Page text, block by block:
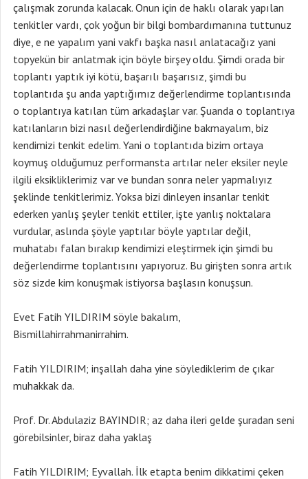
çalışmak zorunda kalacak. Onun için de haklı olarak yapılan
tenkitler vardı, çok yoğun bir bilgi bombardımanına tuttunuz
diye, e ne yapalım yani vakfı başka nasıl anlatacağız yani
topyekün bir anlatmak için böyle birşey oldu. Şimdi orada bir
toplantı yaptık iyi kötü, başarılı başarısız, şimdi bu
toplantıda şu anda yaptığımız değerlendirme toplantısında
o toplantıya katılan tüm arkadaşlar var. Şuanda o toplantıya
katılanların bizi nasıl değerlendirdiğine bakmayalım, biz
kendimizi tenkit edelim. Yani o toplantıda bizim ortaya
koymuş olduğumuz performansta artılar neler eksiler neyle
ilgili eksikliklerimiz var ve bundan sonra neler yapmalıyız
şeklinde tenkitlerimiz. Yoksa bizi dinleyen insanlar tenkit
ederken yanlış şeyler tenkit ettiler, işte yanlış noktalara
vurdular, aslında şöyle yaptılar böyle yaptılar değil,
muhatabı falan bırakıp kendimizi eleştirmek için şimdi bu
değerlendirme toplantısını yapıyoruz. Bu girişten sonra artık
söz sizde kim konuşmak istiyorsa başlasın konuşsun.
Evet Fatih YILDIRIM söyle bakalım,
Bismillahirrahmanirrahim.
Fatih YILDIRIM; inşallah daha yine söylediklerim de çıkar
muhakkak da.
Prof. Dr. Abdulaziz BAYINDIR; az daha ileri gelde şuradan seni
görebilsinler, biraz daha yaklaş
Fatih YILDIRIM; Eyvallah. İlk etapta benim dikkatimi çeken